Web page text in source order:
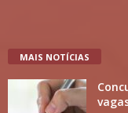
MAIS NOTÍCIAS